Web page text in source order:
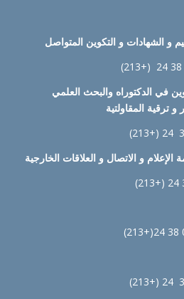
و الشهادات و التكوين المتواصل
في الدكتوراه والبحث العلمي
و ترقية المقاولتية
الإعلام و الاتصال و العلاقات الخارجية